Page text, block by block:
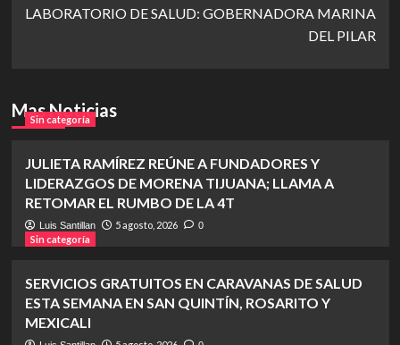
LABORATORIO DE SALUD: GOBERNADORA MARINA
DEL PILAR
Mas Noticias
Sin categoría
JULIETA RAMÍREZ REÚNE A FUNDADORES Y
LIDERAZGOS DE MORENA TIJUANA; LLAMA A
RETOMAR EL RUMBO DE LA 4T
Luis Santillan 5 agosto, 2026 0
Sin categoría
SERVICIOS GRATUITOS EN CARAVANAS DE SALUD
ESTA SEMANA EN SAN QUINTÍN, ROSARITO Y
MEXICALI